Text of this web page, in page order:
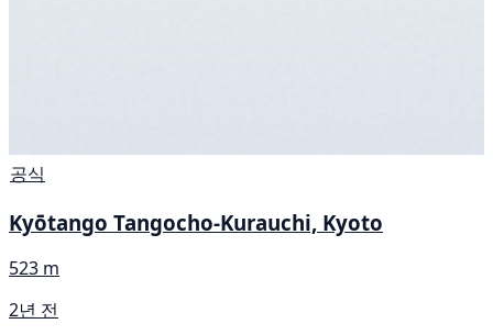
공식
Kyōtango Tangocho-Kurauchi, Kyoto
523 m
2년 전